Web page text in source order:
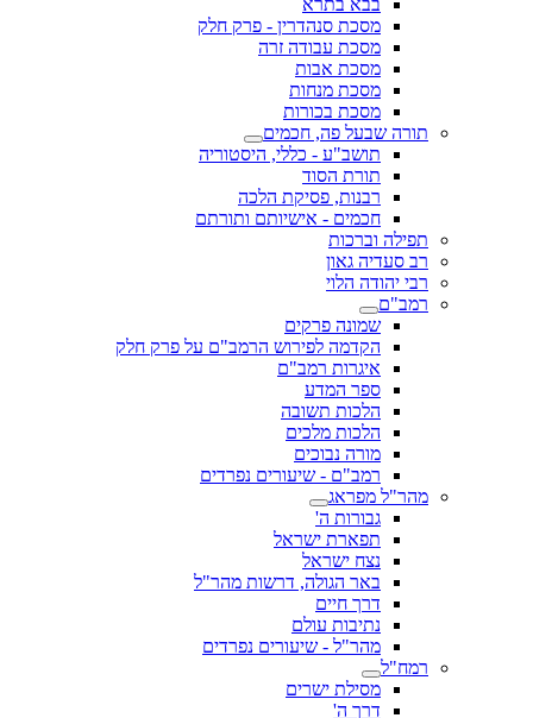
בבא בתרא
מסכת סנהדרין - פרק חלק
מסכת עבודה זרה
מסכת אבות
מסכת מנחות
מסכת בכורות
תורה שבעל פה, חכמים
תושב"ע - כללי, היסטוריה
תורת הסוד
רבנות, פסיקת הלכה
חכמים - אישיותם ותורתם
תפילה וברכות
רב סעדיה גאון
רבי יהודה הלוי
רמב"ם
שמונה פרקים
הקדמה לפירוש הרמב"ם על פרק חלק
איגרות רמב"ם
ספר המדע
הלכות תשובה
הלכות מלכים
מורה נבוכים
רמב"ם - שיעורים נפרדים
מהר"ל מפראג
גבורות ה'
תפארת ישראל
נצח ישראל
באר הגולה, דרשות מהר"ל
דרך חיים
נתיבות עולם
מהר"ל - שיעורים נפרדים
רמח"ל
מסילת ישרים
דרך ה'